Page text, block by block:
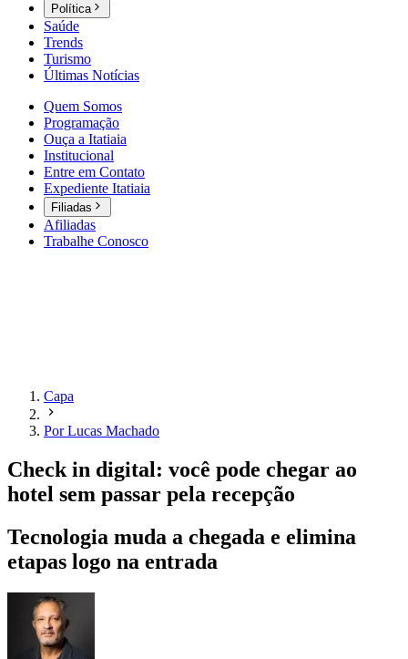
Política
Saúde
Trends
Turismo
Últimas Notícias
Quem Somos
Programação
Ouça a Itatiaia
Institucional
Entre em Contato
Expediente Itatiaia
Filiadas
Afiliadas
Trabalhe Conosco
Capa
Por Lucas Machado
Check in digital: você pode chegar ao
hotel sem passar pela recepção
Tecnologia muda a chegada e elimina
etapas logo na entrada